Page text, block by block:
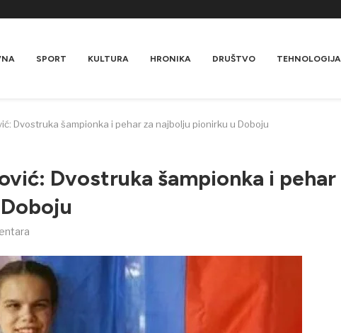
SPORT KULTURA HRONIKA DRUŠTVO TEHNOLOGIJA
Dvostruka šampionka i pehar za najbolju pionirku u Doboju
Dvostruka šampionka i pehar